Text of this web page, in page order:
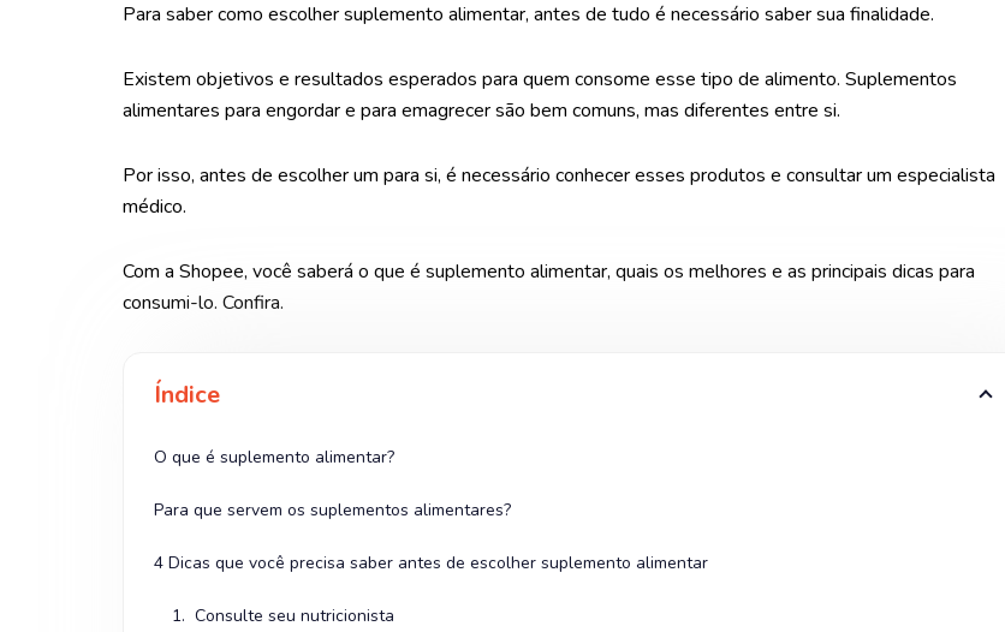
Para saber como escolher suplemento alimentar, antes de tudo é necessário saber sua finalidade.
Existem objetivos e resultados esperados para quem consome esse tipo de alimento. Suplementos
alimentares para engordar e para emagrecer são bem comuns, mas diferentes entre si.
Por isso, antes de escolher um para si, é necessário conhecer esses produtos e consultar um especialista
médico.
Com a Shopee, você saberá o que é suplemento alimentar, quais os melhores e as principais dicas para
consumi-lo. Confira.
Índice
O que é suplemento alimentar?
Para que servem os suplementos alimentares?
4 Dicas que você precisa saber antes de escolher suplemento alimentar
1. Consulte seu nutricionista